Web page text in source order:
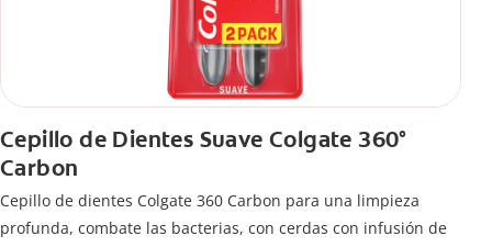
Cepillo de Dientes Suave Colgate 360°
Carbon
Cepillo de dientes Colgate 360 ​​Carbon para una limpieza
profunda, combate las bacterias, con cerdas con infusión de